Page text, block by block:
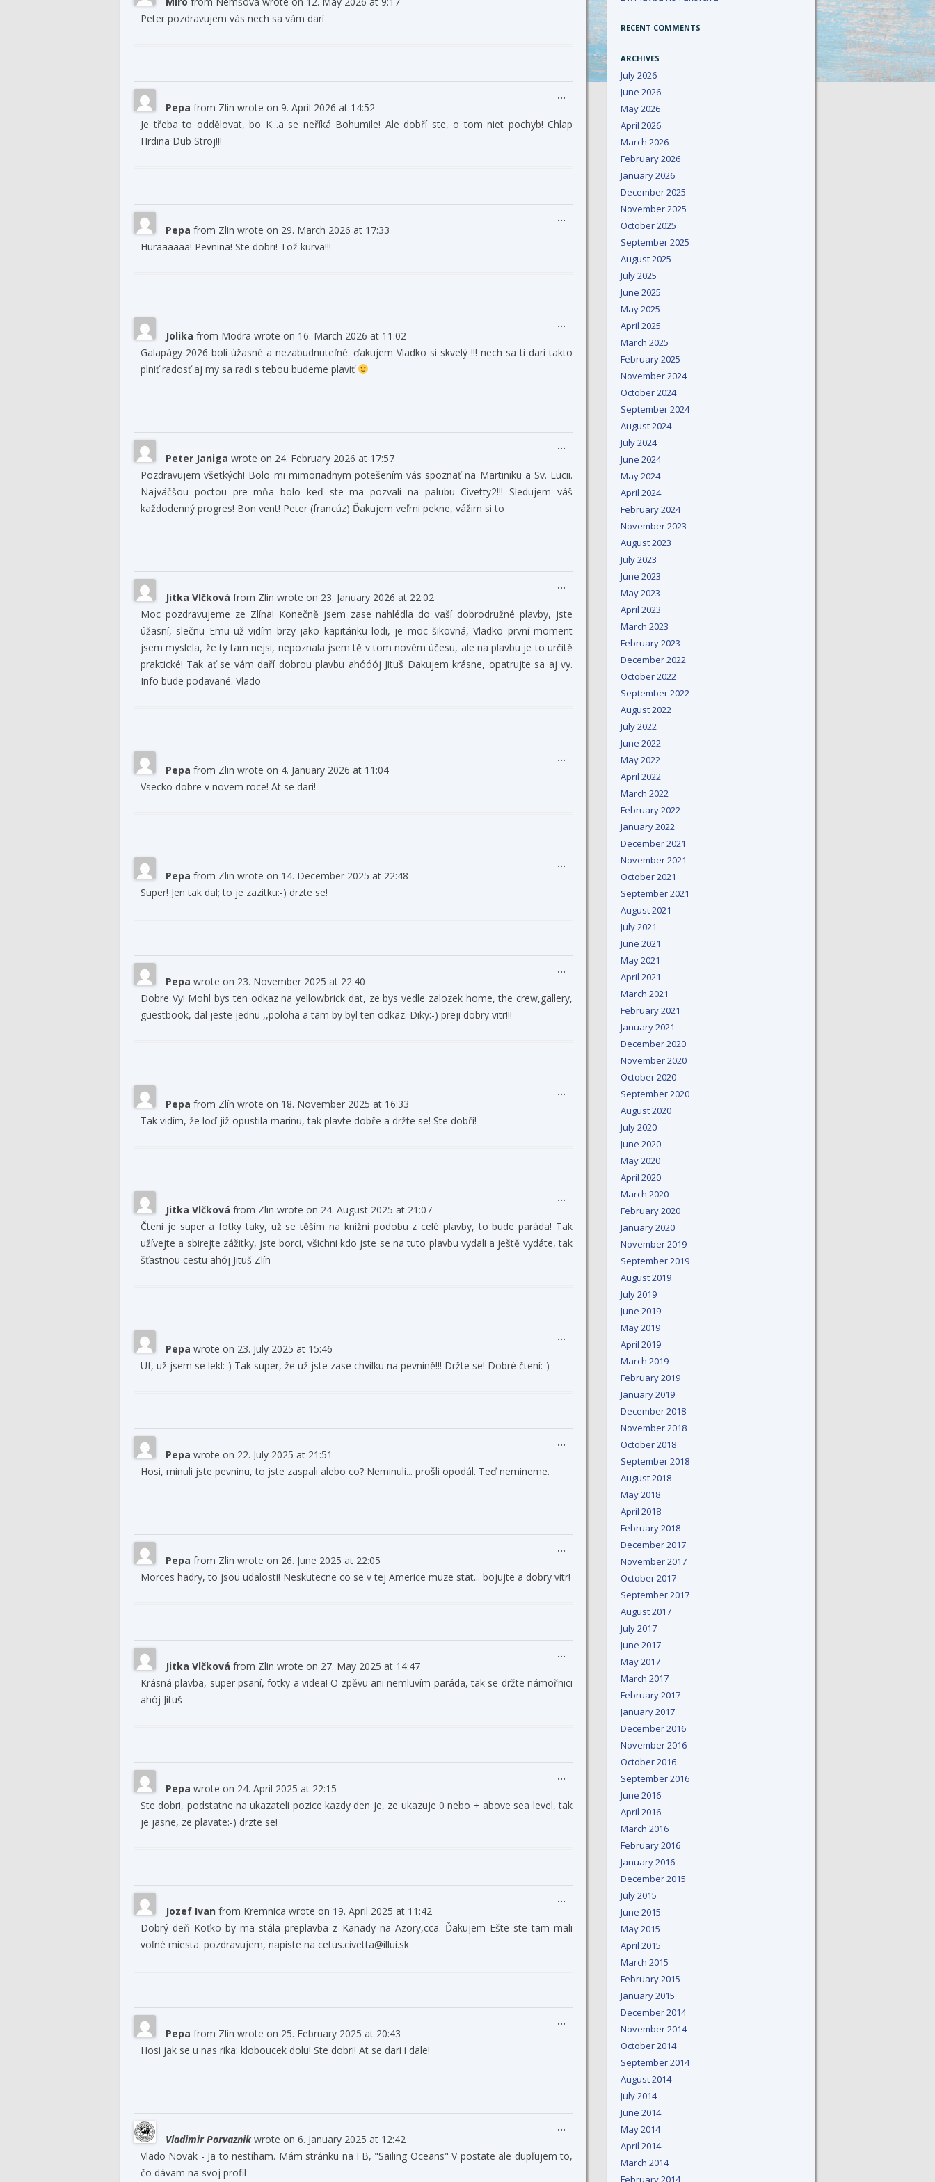
Peter pozdravujem vás nech sa vám darí
metabox.
Pepa from Zlin wrote on 9. April 2026 at 14:52
Je třeba to oddělovat, bo K...a se neříká Bohumile! Ale dobří ste, o tom niet pochyb! Chlap
Hrdina Dub Stroj!!!
...
metabox.
Pepa from Zlin wrote on 29. March 2026 at 17:33
Huraaaaaa! Pevnina! Ste dobri! Tož kurva!!!
...
Jolika from Modra wrote on 16. March 2026 at 11:02
Galapágy 2026 boli úžasné a nezabudnuteľné. ďakujem Vladko si skvelý !!! nech sa ti darí takto
plniť radosť aj my sa radi s tebou budeme plaviť
...
metabox.
Peter Janiga wrote on 24. February 2026 at 17:57
Pozdravujem všetkých! Bolo mi mimoriadnym potešením vás spoznať na Martiniku a Sv. Lucii.
Najväčšou poctou pre mňa bolo keď ste ma pozvali na palubu Civetty2!!! Sledujem váš
každodenný progres! Bon vent! Peter (francúz) Ďakujem veľmi pekne, vážim si to
...
metabox.
Jitka Vlčková from Zlin wrote on 23. January 2026 at 22:02
Moc pozdravujeme ze Zlína! Konečně jsem zase nahlédla do vaší dobrodružné plavby, jste
úžasní, slečnu Emu už vidím brzy jako kapitánku lodi, je moc šikovná, Vladko první moment
jsem myslela, že ty tam nejsi, nepoznala jsem tě v tom novém účesu, ale na plavbu je to určitě
praktické! Tak ať se vám daří dobrou plavbu ahóóój Jituš Dakujem krásne, opatrujte sa aj vy.
Info bude podavané. Vlado
...
metabox.
Pepa from Zlin wrote on 4. January 2026 at 11:04
Vsecko dobre v novem roce! At se dari!
...
Pepa from Zlin wrote on 14. December 2025 at 22:48
Super! Jen tak dal; to je zazitku:-) drzte se!
...
Pepa wrote on 23. November 2025 at 22:40
Dobre Vy! Mohl bys ten odkaz na yellowbrick dat, ze bys vedle zalozek home, the crew,gallery,
guestbook, dal jeste jednu ,,poloha a tam by byl ten odkaz. Diky:-) preji dobry vitr!!!
...
metabox.
Pepa from Zlín wrote on 18. November 2025 at 16:33
Tak vidím, že loď již opustila marínu, tak plavte dobře a držte se! Ste dobří!
...
Jitka Vlčková from Zlin wrote on 24. August 2025 at 21:07
Čtení je super a fotky taky, už se těším na knižní podobu z celé plavby, to bude paráda! Tak
užívejte a sbirejte zážitky, jste borci, všichni kdo jste se na tuto plavbu vydali a ještě vydáte, tak
šťastnou cestu ahój Jituš Zlín
...
metabox.
Pepa wrote on 23. July 2025 at 15:46
Uf, už jsem se lekl:-) Tak super, že už jste zase chvilku na pevnině!!! Držte se! Dobré čtení:-)
...
Pepa wrote on 22. July 2025 at 21:51
Hosi, minuli jste pevninu, to jste zaspali alebo co? Neminuli... prošli opodál. Teď nemineme.
...
Pepa from Zlin wrote on 26. June 2025 at 22:05
Morces hadry, to jsou udalosti! Neskutecne co se v tej Americe muze stat... bojujte a dobry vitr!
...
metabox.
Jitka Vlčková from Zlin wrote on 27. May 2025 at 14:47
Krásná plavba, super psaní, fotky a videa! O zpěvu ani nemluvím paráda, tak se držte námořnici
ahój Jituš
...
metabox.
Pepa wrote on 24. April 2025 at 22:15
Ste dobri, podstatne na ukazateli pozice kazdy den je, ze ukazuje 0 nebo + above sea level, tak
je jasne, ze plavate:-) drzte se!
...
metabox.
Jozef Ivan from Kremnica wrote on 19. April 2025 at 11:42
Dobrý deň Koťko by ma stála preplavba z Kanady na Azory,cca. Ďakujem Ešte ste tam mali
voľné miesta. pozdravujem, napiste na cetus.civetta@illui.sk
...
metabox.
Pepa from Zlin wrote on 25. February 2025 at 20:43
Hosi jak se u nas rika: kloboucek dolu! Ste dobri! At se dari i dale!
...
Vladimir Porvaznik wrote on 6. January 2025 at 12:42
Vlado Novak - Ja to nestíham. Mám stránku na FB, "Sailing Oceans" V postate ale dupľujem to,
čo dávam na svoj profil
...
metabox.
RECENT COMMENTS
ARCHIVES
July 2026
June 2026
May 2026
April 2026
March 2026
February 2026
January 2026
December 2025
November 2025
October 2025
September 2025
August 2025
July 2025
June 2025
May 2025
April 2025
March 2025
February 2025
November 2024
October 2024
September 2024
August 2024
July 2024
June 2024
May 2024
April 2024
February 2024
November 2023
August 2023
July 2023
June 2023
May 2023
April 2023
March 2023
February 2023
December 2022
October 2022
September 2022
August 2022
July 2022
June 2022
May 2022
April 2022
March 2022
February 2022
January 2022
December 2021
November 2021
October 2021
September 2021
August 2021
July 2021
June 2021
May 2021
April 2021
March 2021
February 2021
January 2021
December 2020
November 2020
October 2020
September 2020
August 2020
July 2020
June 2020
May 2020
April 2020
March 2020
February 2020
January 2020
November 2019
September 2019
August 2019
July 2019
June 2019
May 2019
April 2019
March 2019
February 2019
January 2019
December 2018
November 2018
October 2018
September 2018
August 2018
May 2018
April 2018
February 2018
December 2017
November 2017
October 2017
September 2017
August 2017
July 2017
June 2017
May 2017
March 2017
February 2017
January 2017
December 2016
November 2016
October 2016
September 2016
June 2016
April 2016
March 2016
February 2016
January 2016
December 2015
July 2015
June 2015
May 2015
April 2015
March 2015
February 2015
January 2015
December 2014
November 2014
October 2014
September 2014
August 2014
July 2014
June 2014
May 2014
April 2014
March 2014
February 2014